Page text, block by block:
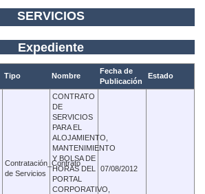
SERVICIOS
Expediente
Tipo Nombre
Fecha de
Publicación
Estado
Contratación_Contrato
de Servicios
CONTRATO
DE
SERVICIOS
PARA EL
ALOJAMIENTO,
MANTENIMIENTO
Y BOLSA DE
HORAS DEL
PORTAL
CORPORATIVO,
07/08/2012